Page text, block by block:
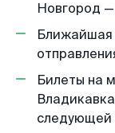
Новгород
Ближайшая
Билеты на
следующей